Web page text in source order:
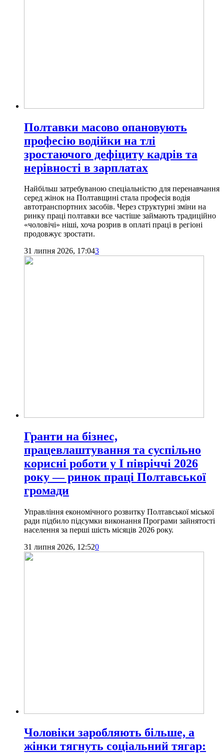
Полтавки масово опановують
професію водійки на тлі
зростаючого дефіциту кадрів та
нерівності в зарплатах
Найбільш затребуваною спеціальністю для перенавчання
серед жінок на Полтавщині стала професія водія
автотранспортних засобів. Через структурні зміни на
ринку праці полтавки все частіше займають традиційно
«чоловічі» ніші, хоча розрив в оплаті праці в регіоні
продовжує зростати.
31 липня 2026, 17:043
Гранти на бізнес,
працевлаштування та суспільно
корисні роботи у І півріччі 2026
року — ринок праці Полтавської
громади
Управління економічного розвитку Полтавської міської
ради підбило підсумки виконання Програми зайнятості
населення за перші шість місяців 2026 року.
31 липня 2026, 12:520
Чоловіки заробляють більше, а
жінки тягнуть соціальний тягар: